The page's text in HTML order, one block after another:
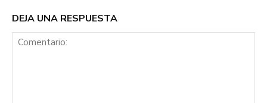
DEJA UNA RESPUESTA